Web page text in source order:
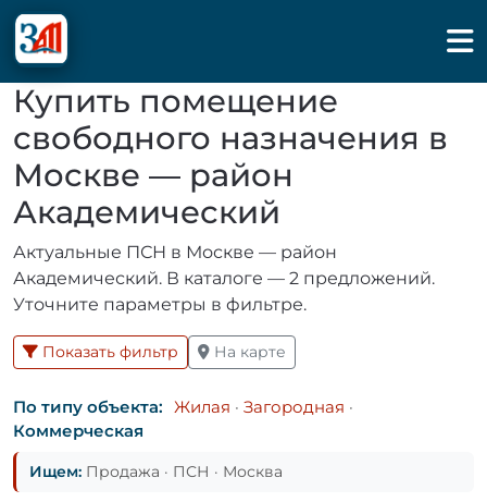
Купить помещение
свободного назначения в
Москве — район
Академический
Актуальные ПСН в Москве — район
Академический. В каталоге — 2 предложений.
Уточните параметры в фильтре.
Показать фильтр На карте
По типу объекта: Жилая · Загородная ·
Коммерческая
Ищем: Продажа · ПСН · Москва